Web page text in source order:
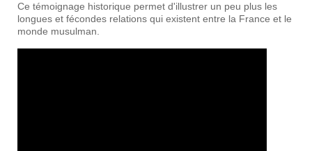
Ce témoignage historique permet d'illustrer un peu plus les
longues et fécondes relations qui existent entre la France et le
monde musulman.